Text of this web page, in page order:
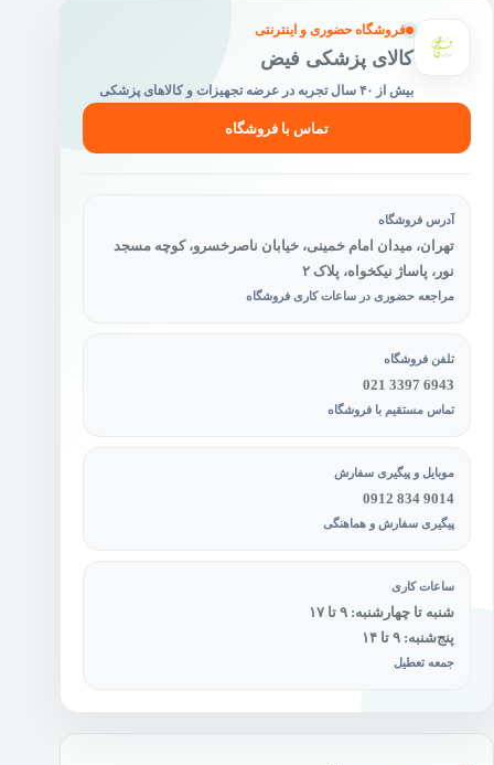
فروشگاه حضوری و اینترنتی
کالای پزشکی فیض
بیش از ۴۰ سال تجربه در عرضه تجهیزات و کالاهای پزشکی
تماس با فروشگاه
آدرس فروشگاه
تهران، میدان امام خمینی، خیابان ناصرخسرو، کوچه مسجد
نور، پاساژ نیکخواه، پلاک ۲
مراجعه حضوری در ساعات کاری فروشگاه
تلفن فروشگاه
021 3397 6943
تماس مستقیم با فروشگاه
موبایل و پیگیری سفارش
0912 834 9014
پیگیری سفارش و هماهنگی
ساعات کاری
شنبه تا چهارشنبه: ۹ تا ۱۷
پنج‌شنبه: ۹ تا ۱۴
جمعه تعطیل